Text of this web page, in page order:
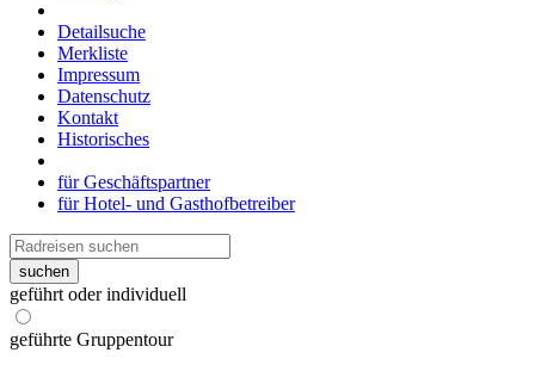
Detailsuche
Merkliste
Impressum
Datenschutz
Kontakt
Historisches
für Geschäftspartner
für Hotel- und Gasthofbetreiber
suchen
geführt oder individuell
geführte Gruppentour